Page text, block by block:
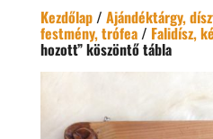
Kezdőlap/ Ajándéktárgy,
festmény, trófea/ Falidísz,
hozott” köszöntő tábla